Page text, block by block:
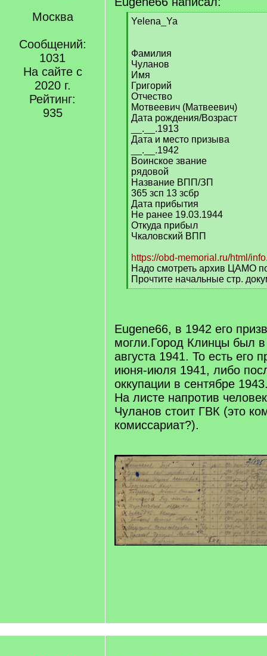
Москва
Сообщений:
1031
На сайте с
2020 г.
Рейтинг:
935
[Yelena_Ya
Фамилия
Чуланов
Имя
Григорий
Отчество
Мотвеевич (Матвеевич)
Дата рождения/Возраст
__.__.1913
Дата и место призыва
__.__.1942
Воинское звание
рядовой
Название ВПП/ЗП
365 зсп 13 зсбр
Дата прибытия
Не ранее 19.03.1944
Откуда прибыл
Чкаловский ВПП
https://obd-memorial.ru/html/
Надо смотреть архив ЦАМО
Прочтите начальные стр.
[
Eugene66, в 1942 его
могли.Город Клинцы был в
августа 1941. То есть его
июня-июля 1941, либо
оккупации в сентябре
На листе напротив
Чуланов стоит ГВК (это
комиссариат?).